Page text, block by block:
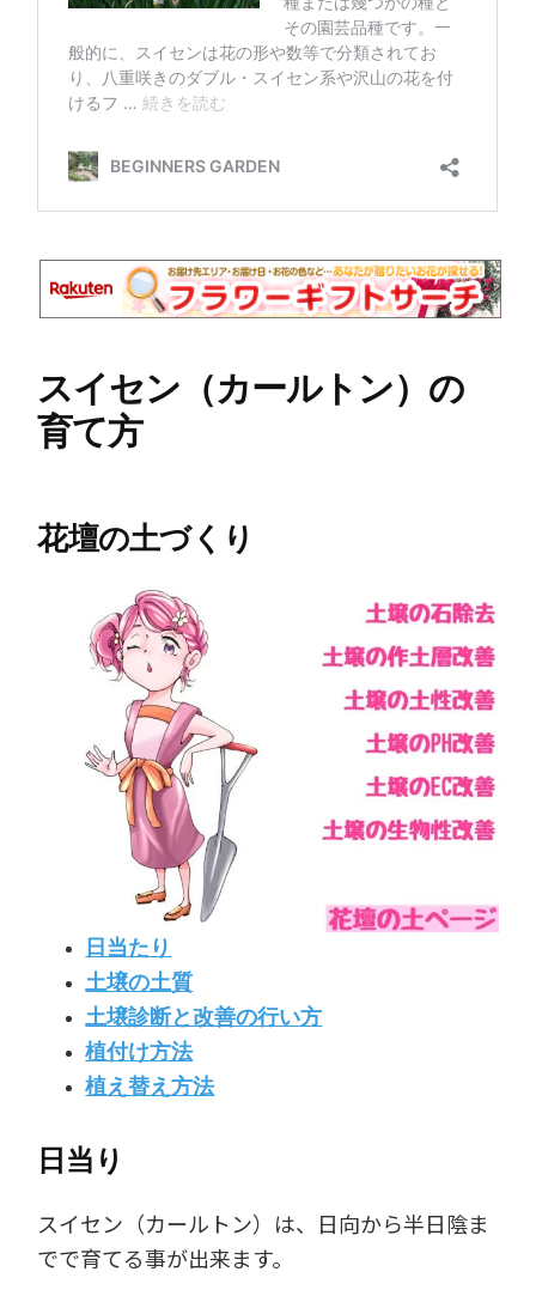
スイセン（カールトン）の
育て方
花壇の土づくり
日当たり
土壌の土質
土壌診断と改善の行い方
植付け方法
植え替え方法
日当り
スイセン（カールトン）は、日向から半日陰ま
でで育てる事が出来ます。